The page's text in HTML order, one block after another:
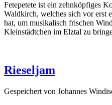
Fetepetete ist ein zehnköpfiges
Waldkirch, welches sich vor erst
hat, um musikalisch frischen
Kleinstädtchen im Elztal zu
Rieseljam
Gespeichert von Johannes